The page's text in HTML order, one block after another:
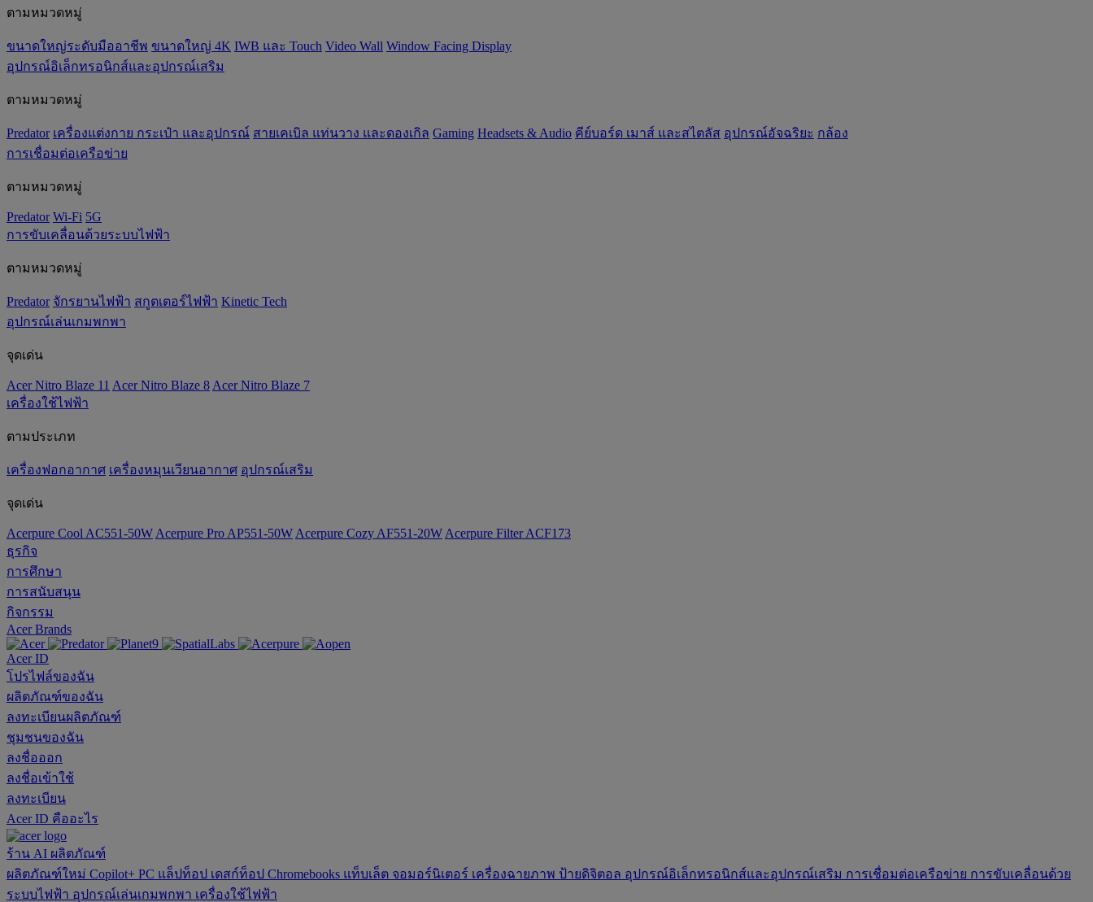
ตามหมวดหมู่
ขนาดใหญ่ระดับมืออาชีพ ขนาดใหญ่ 4K IWB และ Touch Video Wall Window Facing Display
อุปกรณ์อิเล็กทรอนิกส์และอุปกรณ์เสริม
ตามหมวดหมู่
Predator เครื่องแต่งกาย กระเป๋า และอุปกรณ์ สายเคเบิล แท่นวาง และดองเกิล Gaming ‌Headsets & Audio คีย์บอร์ด เมาส์ และสไตลัส อุปกรณ์อัจฉริยะ กล้อง
การเชื่อมต่อเครือข่าย
ตามหมวดหมู่
Predator Wi-Fi 5G
การขับเคลื่อนด้วยระบบไฟฟ้า
ตามหมวดหมู่
Predator จักรยานไฟฟ้า สกูตเตอร์ไฟฟ้า Kinetic Tech
อุปกรณ์เล่นเกมพกพา
จุดเด่น
Acer Nitro Blaze 11 Acer Nitro Blaze 8 Acer Nitro Blaze 7
เครื่องใช้ไฟฟ้า
ตามประเภท
เครื่องฟอกอากาศ เครื่องหมุนเวียนอากาศ อุปกรณ์เสริม
จุดเด่น
Acerpure Cool AC551-50W Acerpure Pro AP551-50W Acerpure Cozy AF551-20W Acerpure Filter ACF173
ธุรกิจ
การศึกษา
การสนับสนุน
กิจกรรม
Acer Brands
Acer ID
โปรไฟล์ของฉัน
ผลิตภัณฑ์ของฉัน
ลงทะเบียนผลิตภัณฑ์
ชุมชนของฉัน
ลงชื่อออก
ลงชื่อเข้าใช้
ลงทะเบียน
Acer ID คืออะไร
ร้าน AI ผลิตภัณฑ์
ผลิตภัณฑ์ใหม่ Copilot+ PC แล็ปท็อป เดสก์ท็อป Chromebooks แท็บเล็ต จอมอร์นิเตอร์ เครื่องฉายภาพ ป้ายดิจิตอล อุปกรณ์อิเล็กทรอนิกส์และอุปกรณ์เสริม การเชื่อมต่อเครือข่าย การขับเคลื่อนด้วย
ระบบไฟฟ้า อุปกรณ์เล่นเกมพกพา เครื่องใช้ไฟฟ้า